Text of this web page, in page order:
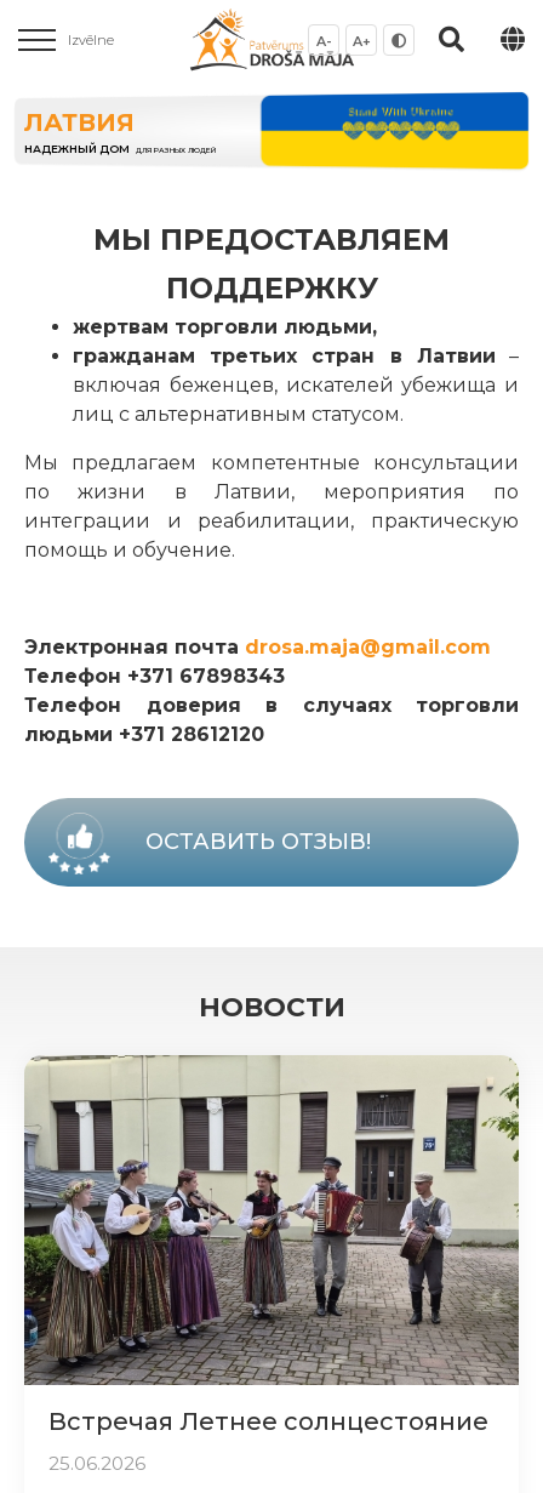
Izvēlne A- A+
ЛАТВИЯ
НАДЕЖНЫЙ ДОМ ДЛЯ РАЗНЫХ ЛЮДЕЙ
МЫ ПРЕДОСТАВЛЯЕМ
ПОДДЕРЖКУ
жертвам торговли людьми,
гражданам третьих стран в Латвии –
включая беженцев, искателей убежища и
лиц с альтернативным статусом.
Мы предлагаем компетентные консультации
по жизни в Латвии, мероприятия по
интеграции и реабилитации, практическую
помощь и обучение.
Электронная почта drosa.maja@gmail.com
Телефон +371 67898343
Телефон доверия в случаях торговли
людьми +371 28612120
ОСТАВИТЬ ОТЗЫВ!
НОВОСТИ
Встречая Летнее солнцестояние
25.06.2026